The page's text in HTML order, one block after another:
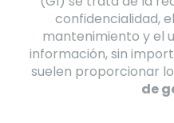
confidencialidad,
mantenimiento y el
información, sin
suelen proporcionar
de